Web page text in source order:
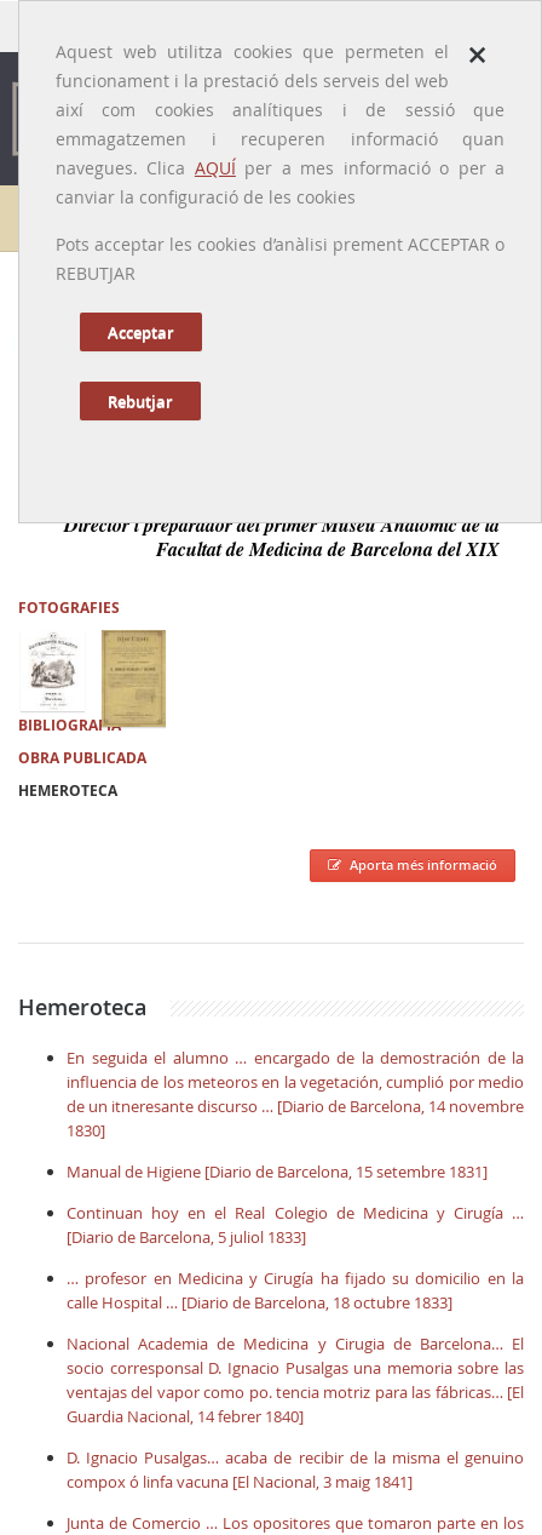
×
Aquest web utilitza cookies que permeten el
funcionament i la prestació dels serveis del web
així com cookies analítiques i de sessió que
emmagatzemen i recuperen informació quan
navegues. Clica AQUÍper a mes informació o per a
canviar la configuració de les cookies
Pots acceptar les cookies d’anàlisi prement ACCEPTAR o
REBUTJAR
Acceptar
Rebutjar
Galeria de metges
Director i preparador del primer Museu Anatòmic de la
Facultat de Medicina de Barcelona del XIX
FOTOGRAFIES
BIBLIOGRAFIA
OBRA PUBLICADA
HEMEROTECA
Aporta més informació
Hemeroteca
En seguida el alumno … encargado de la demostración de la
influencia de los meteoros en la vegetación, cumplió por medio
de un itneresante discurso … [Diario de Barcelona, 14 novembre
1830]
Manual de Higiene [Diario de Barcelona, 15 setembre 1831]
Continuan hoy en el Real Colegio de Medicina y Cirugía …
[Diario de Barcelona, 5 juliol 1833]
… profesor en Medicina y Cirugía ha fijado su domicilio en la
calle Hospital … [Diario de Barcelona, 18 octubre 1833]
Nacional Academia de Medicina y Cirugia de Barcelona… El
socio corresponsal D. Ignacio Pusalgas una memoria sobre las
ventajas del vapor como po. tencia motriz para las fábricas… [El
Guardia Nacional, 14 febrer 1840]
D. Ignacio Pusalgas… acaba de recibir de la misma el genuino
compox ó linfa vacuna [El Nacional, 3 maig 1841]
Junta de Comercio … Los opositores que tomaron parte en los